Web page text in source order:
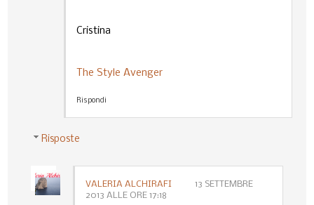
Cristina
The Style Avenger
Rispondi
Risposte
VALERIA ALCHIRAFI
13 SETTEMBRE
2013 ALLE ORE 17:18